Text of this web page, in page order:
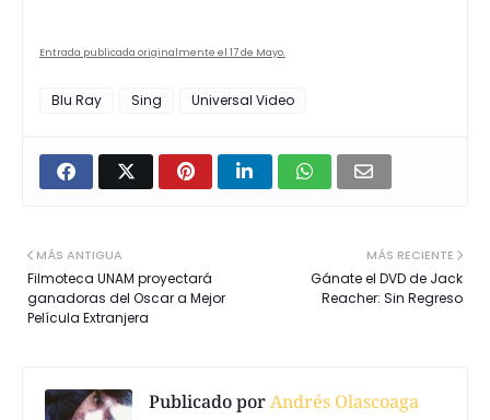
Entrada publicada originalmente el 17 de Mayo.
Blu Ray Sing Universal Video
MÁS RECIENTE
Gánate el DVD de Jack
Reacher: Sin Regreso
MÁS ANTIGUA
Filmoteca UNAM proyectará
ganadoras del Oscar a Mejor
Película Extranjera
Publicado porAndrés Olascoaga